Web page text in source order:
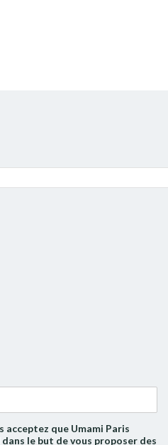
acceptez que Umami Paris
le but de vous proposer des